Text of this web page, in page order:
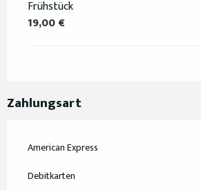
Frühstück
19,00 €
Zahlungsart
American Express
Debitkarten